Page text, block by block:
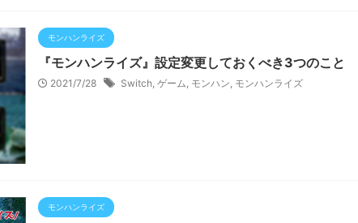
モンハンライズ
『モンハンライズ』設定変更しておくべき3つのこと
2021/7/28 Switch, ゲーム, モンハン, モンハンライズ
モンハンライズ